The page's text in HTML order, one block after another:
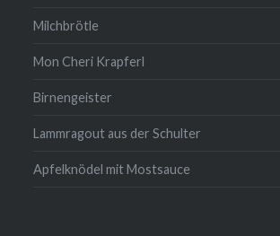
Milchbrötle
Mon Cheri Krapferl
Birnengeister
Lammragout aus der Schulter
Apfelknödel mit Mostsauce